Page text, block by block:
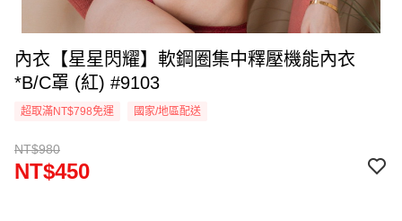
內衣【星星閃耀】軟鋼圈集中釋壓機能內衣
*B/C罩 (紅) #9103
超取滿NT$798免運 國家/地區配送
NT$980
NT$450